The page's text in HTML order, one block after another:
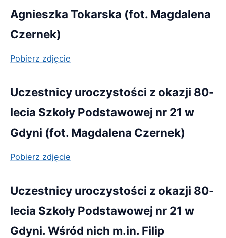
Agnieszka Tokarska (fot. Magdalena
Czernek)
Pobierz zdjęcie
Uczestnicy uroczystości z okazji 80-
lecia Szkoły Podstawowej nr 21 w
Gdyni (fot. Magdalena Czernek)
Pobierz zdjęcie
Uczestnicy uroczystości z okazji 80-
lecia Szkoły Podstawowej nr 21 w
Gdyni. Wśród nich m.in. Filip